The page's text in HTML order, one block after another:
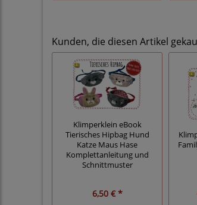
Kunden, die diesen Artikel
Klimperklein eBook
Tierisches Hipbag Hund
Katze Maus Hase
Komplettanleitung und
Schnittmuster
6,50 € *